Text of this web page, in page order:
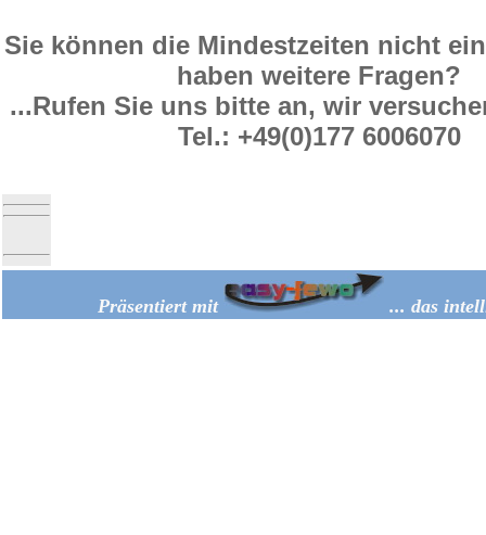
Sie können die Mindestzeiten nicht
haben weitere Fragen?
...Rufen Sie uns bitte an, wir
Tel.: +49(0)177 6006070
Präsentiert mit ... das